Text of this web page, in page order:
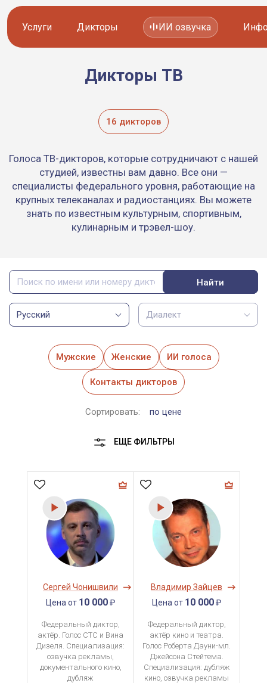
Услуги
Озвучка видео
Работа с аудио
Работа с текстом
Локализация и перевод
Другие услуги
8 800 200-45-51
Дикторы
Иностранные дикторы
Русские дикторы
Актеры озвучки
Контакты дикторов
ИИ голоса
8 800 200-45-51
ИИ озвучка
Дикторы ТВ
16 дикторов
Голоса ТВ-дикторов, которые сотрудничают с нашей
студией, известны вам давно. Все они —
специалисты федерального уровня, работающие на
крупных телеканалах и радиостанциях. Вы можете
знать по известным культурным, спортивным,
кулинарным и трэвел-шоу.
Найти
Русский Диалект
Мужские Женские ИИ голоса
Контакты дикторов
Сортировать: по цене
ЕЩЕ ФИЛЬТРЫ
Сергей Чонишвили
Цена от 10 000₽
Федеральный диктор,
актёр. Голос СТС и Вина
Дизеля. Специализация:
озвучка рекламы,
документального кино,
дубляж
Владимир Зайцев
Цена от 10 000₽
Федеральный диктор,
актёр кино и театра.
Голос Роберта Дауни-мл.
Джейсона Стейтема.
Специализация: дубляж
кино, озвучка рекламы